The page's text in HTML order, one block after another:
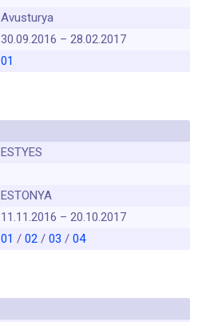
Avusturya
30.09.2016 – 28.02.2017
01
ESTYES
ESTONYA
11.11.2016 – 20.10.2017
01 / 02 / 03 / 04